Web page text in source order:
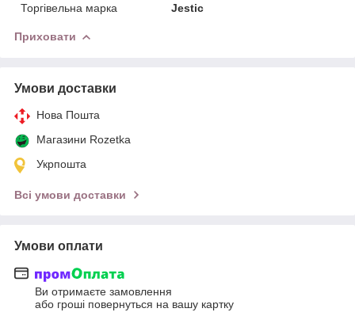
Торгівельна марка
Jestic
Приховати
Умови доставки
Нова Пошта
Магазини Rozetka
Укрпошта
Всі умови доставки
Умови оплати
Ви отримаєте замовлення
або гроші повернуться на вашу картку